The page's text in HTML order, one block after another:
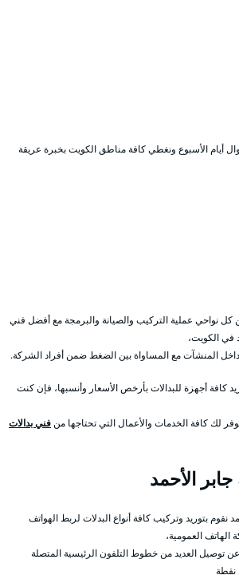
24 ساعة لطوال أيام الأسبوع ونغطي كافة مناطق الكويت بخبرة عريقة
نواحي عملية التركيب والصيانة والبرمجة مع أفضل فني
في الكويت،
داخل المنشآت مع المساواة بين الضغط ضمن أفراد الشركة.
كافة أجهزة للبدالات بأرخص الأسعار وأنسبها، فإن كنت
لك كافة الخدمات والأعمال التي تحتاجها منفني بدالات
الأحمد
نقوم بتوريد وتركيب كافة أنواع البدلات لربط الهواتف
العمومية،
توصيل العديد من خطوط التلفون الرئيسية المتصلة
نقطة